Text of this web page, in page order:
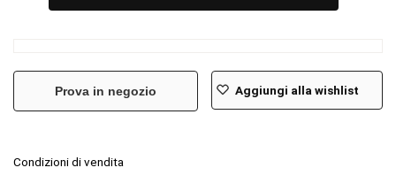
Prova in negozio Aggiungi alla wishlist
Condizioni di vendita